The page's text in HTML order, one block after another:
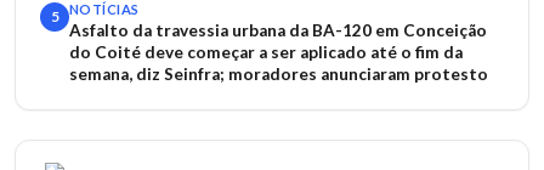
5 NOTÍCIAS
Asfalto da travessia urbana da BA-120 em Conceição
do Coité deve começar a ser aplicado até o fim da
semana, diz Seinfra; moradores anunciaram protesto